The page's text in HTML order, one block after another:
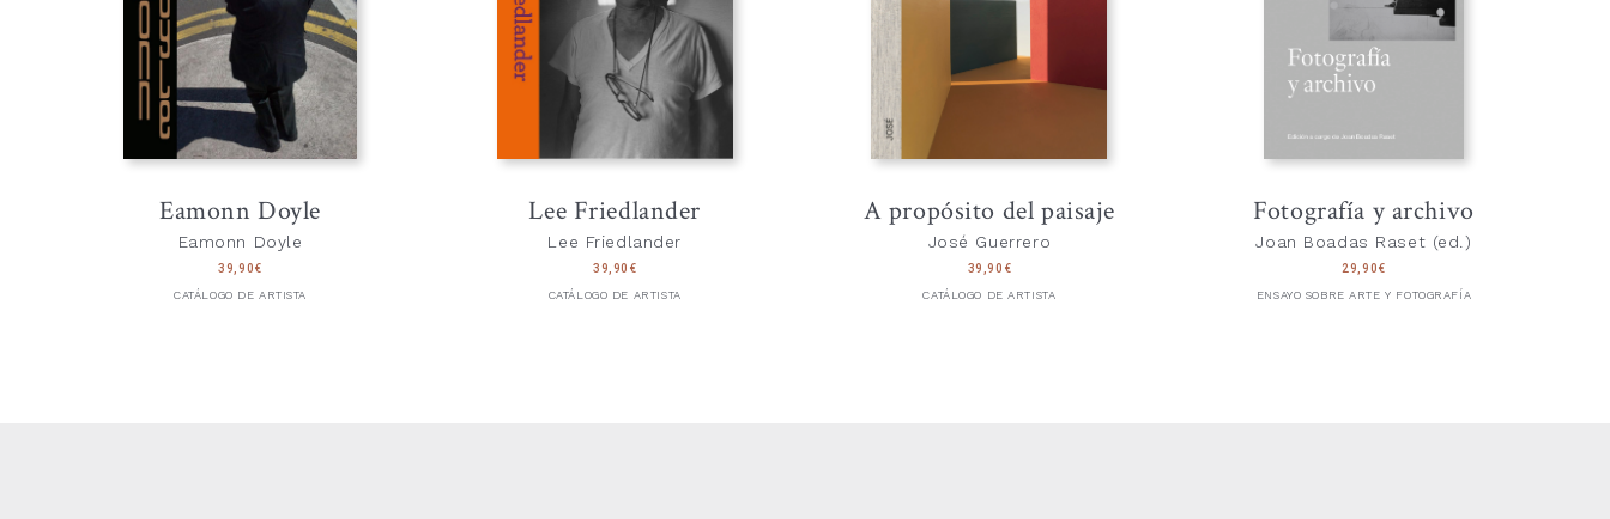
Eamonn Doyle
Eamonn Doyle
39,90€
CATÁLOGO DE ARTISTA
Lee Friedlander
Lee Friedlander
39,90 €
CATÁLOGO DE ARTISTA
A propósito del paisaje
José Guerrero
39,90 €
CATÁLOGO DE ARTISTA
Fotografía y archivo
Joan Boadas Raset (ed.)
29,90€
ENSAYO SOBRE ARTE Y FOTOGRAFÍA